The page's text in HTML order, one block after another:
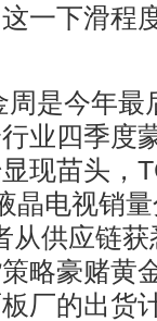
一下滑程
是今年最
业四季度
现苗头，
晶电视销
从供应链
略豪赌黄
厂的出货